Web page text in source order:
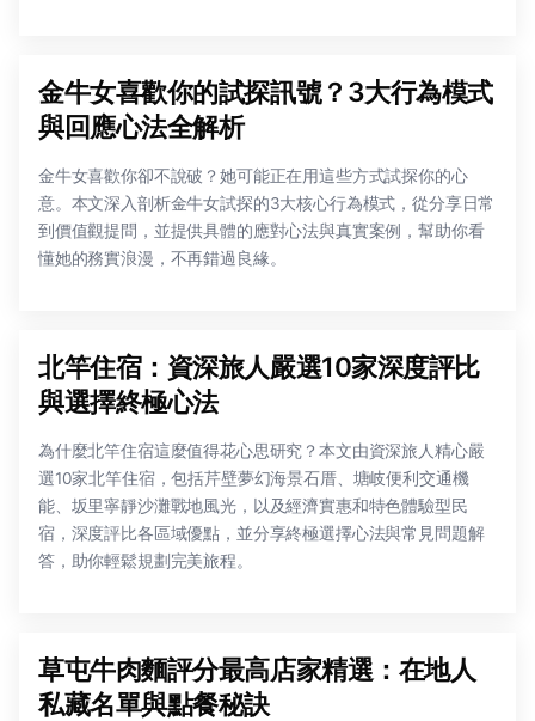
金牛女喜歡你的試探訊號？3大行為模式
與回應心法全解析
金牛女喜歡你卻不說破？她可能正在用這些方式試探你的心
意。本文深入剖析金牛女試探的3大核心行為模式，從分享日常
到價值觀提問，並提供具體的應對心法與真實案例，幫助你看
懂她的務實浪漫，不再錯過良緣。
北竿住宿：資深旅人嚴選10家深度評比
與選擇終極心法
為什麼北竿住宿這麼值得花心思研究？本文由資深旅人精心嚴
選10家北竿住宿，包括芹壁夢幻海景石厝、塘岐便利交通機
能、坂里寧靜沙灘戰地風光，以及經濟實惠和特色體驗型民
宿，深度評比各區域優點，並分享終極選擇心法與常見問題解
答，助你輕鬆規劃完美旅程。
草屯牛肉麵評分最高店家精選：在地人
私藏名單與點餐秘訣